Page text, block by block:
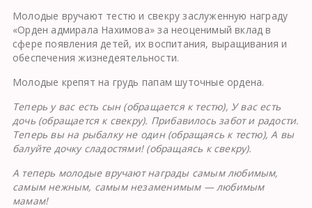
Молодые вручают тестю и свекру заслуженную награ­ду
«Орден адмирала Нахимова» за неоценимый вклад в
сфере появления детей, их воспитания, выращивания и
обеспечения жизнедеятельности.
Молодые крепят на грудь папам шуточные ордена.
Теперь у вас есть сын (обращается к тестю), У вас есть
дочь (обращается к свекру). Прибавилось забот и радости.
Теперь вы на рыбалку не один (обращаясь к тестю), А вы
балуйте дочку сладостями! (обращаясь к свекру).
А теперь молодые вручают награды самым любимым,
самым нежным, самым незаменимым — любимым
мамам!